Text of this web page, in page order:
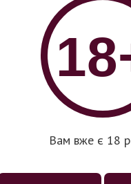
Вам вже є 18
Iгристе Вино
Farina